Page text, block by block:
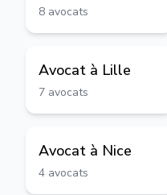
8 avocats
Avocat à Lille
7 avocats
Avocat à Nice
4 avocats